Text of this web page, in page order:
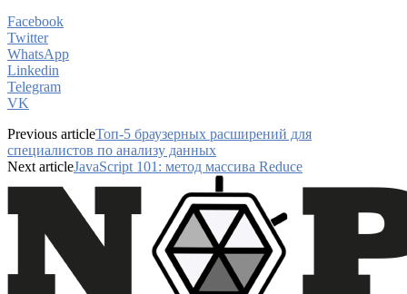
Facebook
Twitter
WhatsApp
Linkedin
Telegram
VK
Previous articleТоп-5 браузерных расширений для
специалистов по анализу данных
Next articleJavaScript 101: метод массива Reduce